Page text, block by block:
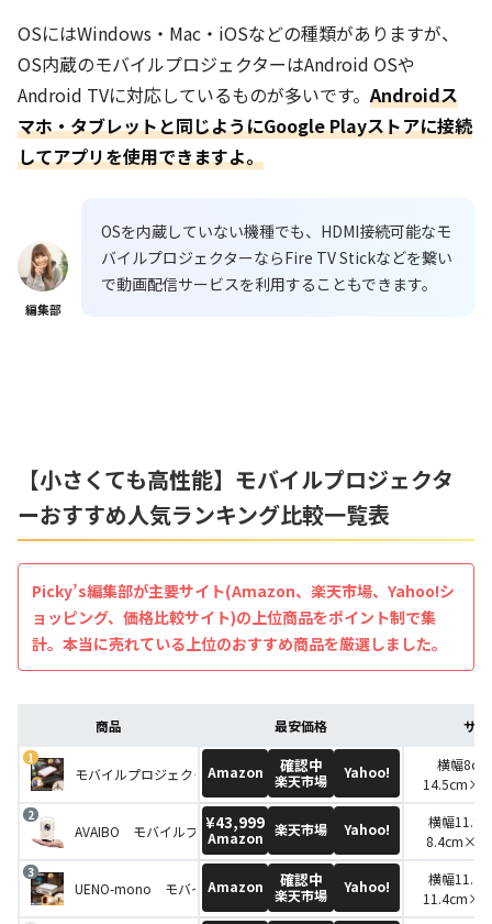
OSにはWindows・Mac・iOSなどの種類がありますが、
OS内蔵のモバイルプロジェクターはAndroid OSや
Android TVに対応しているものが多いです。Androidス
マホ・タブレットと同じようにGoogle Playストアに接続
してアプリを使用できますよ。
編集部
OSを内蔵していない機種でも、HDMI接続可能なモ
バイルプロジェクターならFire TV Stickなどを繋い
で動画配信サービスを利用することもできます。
【小さくても高性能】モバイルプロジェクタ
ーおすすめ人気ランキング比較一覧表
Picky’s編集部が主要サイト(Amazon、楽天市場、Yahoo!シ
ョッピング、価格比較サイト)の上位商品をポイント制で集
計。本当に売れている上位のおすすめ商品を厳選しました。
商品 最安価格 サ
モバイルプロジェクター KABENI（ カベーニ）
Amazon 確認中
楽天市場 Yahoo!
横幅
14.5cm×
AVAIBO モバイルプロジェクター AVAIBO Projector
¥43,999
Amazon 楽天市場 Yahoo!
横幅
8.4cm×高
UENO-mono モバイルプロジェクター KABENI PRO（カベーニプ
Amazon 確認中
楽天市場 Yahoo!
横幅
11.4cm×